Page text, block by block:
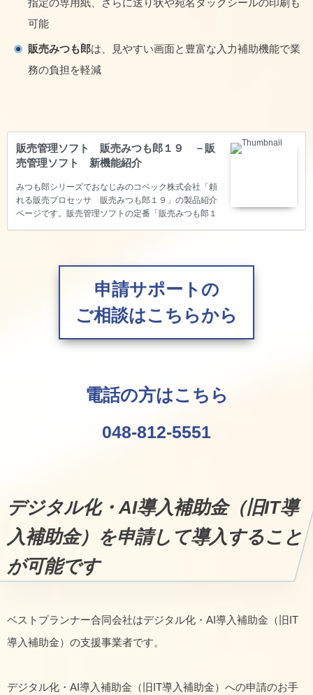
可能
販売みつも郎は、見やすい画面と豊富な入力補助機能で業
務の負担を軽減
販売管理ソフト 販売みつも郎１９ －販
売管理ソフト 新機能紹介
みつも郎シリーズでおなじみのコベック株式会社「頼
れる販売プロセッサ 販売みつも郎１９」の製品紹介
ページです。販売管理ソフトの定番「販売みつも郎１
申請サポートの
ご相談はこちらから
電話の方はこちら
048-812-5551
デジタル化・AI導入補助金（旧IT導
入補助金）を申請して導入すること
が可能です
ベストプランナー合同会社はデジタル化・AI導入補助金（旧IT
導入補助金）の支援事業者です。
デジタル化・AI導入補助金（旧IT導入補助金）への申請のお手